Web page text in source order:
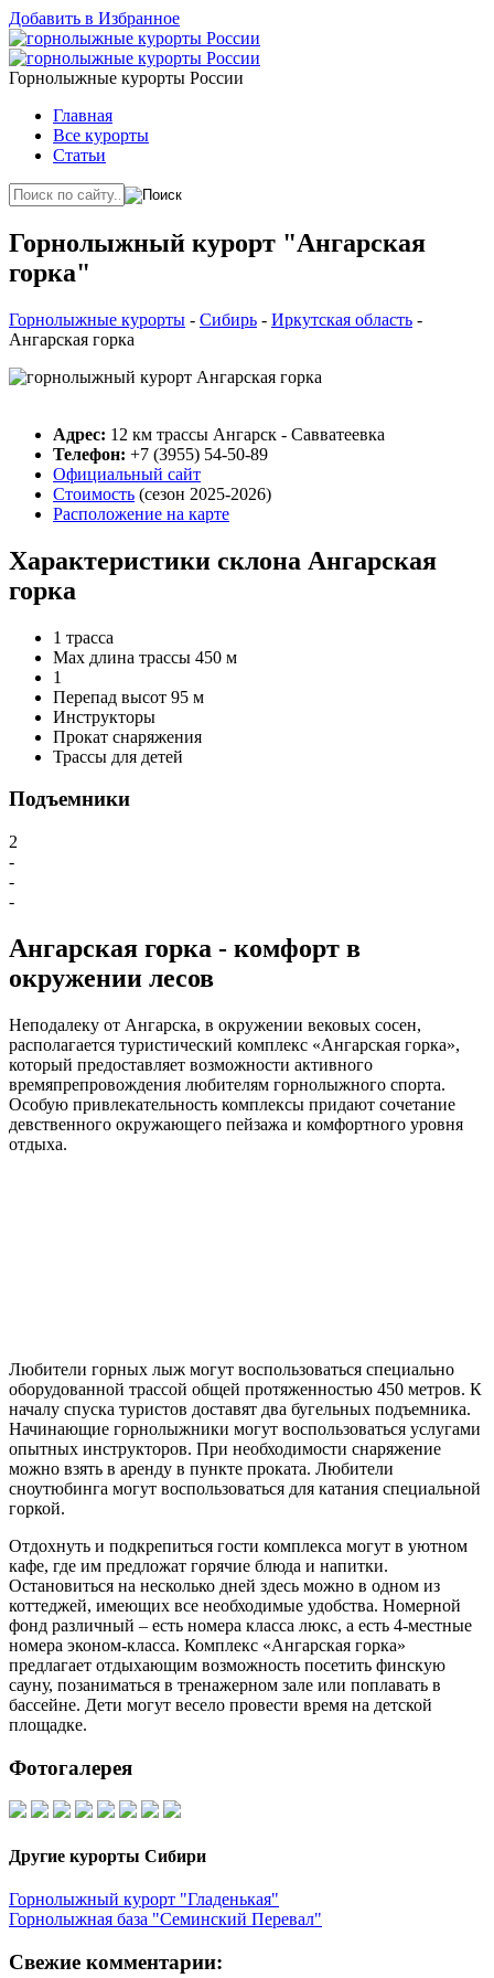
Добавить в Избранное
Горнолыжные курорты России
Главная
Все курорты
Статьи
Горнолыжный курорт "Ангарская
горка"
Горнолыжные курорты - Сибирь - Иркутская область -
Ангарская горка
Адрес: 12 км трассы Ангарск - Савватеевка
Телефон: +7 (3955) 54-50-89
Официальный сайт
Стоимость (сезон 2025-2026)
Расположение на карте
Характеристики склона Ангарская
горка
1 трасса
Max длина трассы 450 м
1
Перепад высот 95 м
Инструкторы
Прокат снаряжения
Трассы для детей
Подъемники
2
-
-
-
Ангарская горка - комфорт в
окружении лесов
Неподалеку от Ангарска, в окружении вековых сосен,
располагается туристический комплекс «Ангарская горка»,
который предоставляет возможности активного
времяпрепровождения любителям горнолыжного спорта.
Особую привлекательность комплексы придают сочетание
девственного окружающего пейзажа и комфортного уровня
отдыха.
Любители горных лыж могут воспользоваться специально
оборудованной трассой общей протяженностью 450 метров. К
началу спуска туристов доставят два бугельных подъемника.
Начинающие горнолыжники могут воспользоваться услугами
опытных инструкторов. При необходимости снаряжение
можно взять в аренду в пункте проката. Любители
сноутюбинга могут воспользоваться для катания специальной
горкой.
Отдохнуть и подкрепиться гости комплекса могут в уютном
кафе, где им предложат горячие блюда и напитки.
Остановиться на несколько дней здесь можно в одном из
коттеджей, имеющих все необходимые удобства. Номерной
фонд различный – есть номера класса люкс, а есть 4-местные
номера эконом-класса. Комплекс «Ангарская горка»
предлагает отдыхающим возможность посетить финскую
сауну, позаниматься в тренажерном зале или поплавать в
бассейне. Дети могут весело провести время на детской
площадке.
Фотогалерея
Другие курорты Сибири
Горнолыжный курорт "Гладенькая"
Горнолыжная база "Семинский Перевал"
Свежие комментарии: